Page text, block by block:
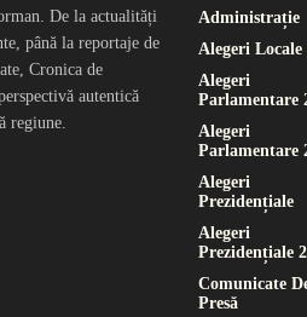
De la actualități
până la reportaje de
Cronica de
autentică
regiune.
Administrație
Alegeri Locale
Alegeri
Parlamentare
Alegeri
Parlamentare
Alegeri
Prezidențiale
Alegeri
Prezidențiale
Comunicate
Presă